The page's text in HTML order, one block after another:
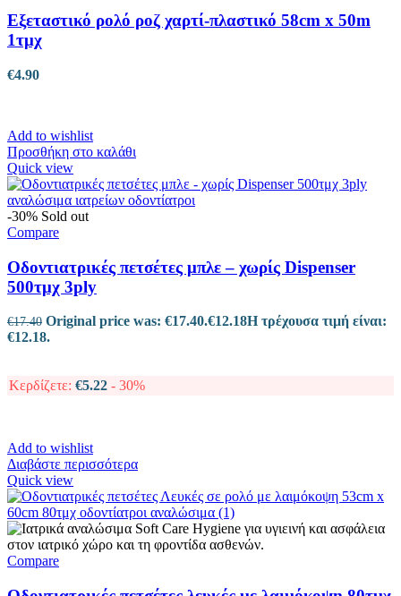
Εξεταστικό ρολό ροζ χαρτί-πλαστικό 58cm x 50m
1τμχ
€4.90
Add to wishlist
Προσθήκη στο καλάθι
Quick view
-30% Sold out
Compare
Οδοντιατρικές πετσέτες μπλε – χωρίς Dispenser
500τμχ 3ply
€17.40 Original price was: €17.40.€12.18Η τρέχουσα τιμή είναι:
€12.18.
Κερδίζετε: €5.22 - 30%
Add to wishlist
Διαβάστε περισσότερα
Quick view
Compare